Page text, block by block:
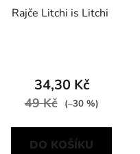
Rajče Litchi is Litchi
34,30 Kč
49 Kč (–30 %)
DO KOŠÍKU